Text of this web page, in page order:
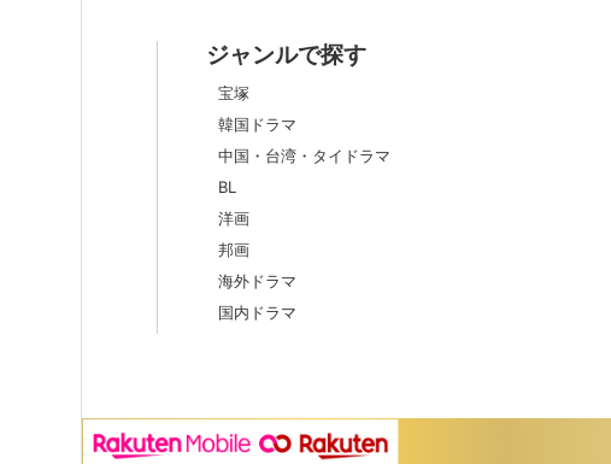
ジャンルで探す
宝塚
韓国ドラマ
中国・台湾・タイドラマ
BL
洋画
邦画
海外ドラマ
国内ドラマ